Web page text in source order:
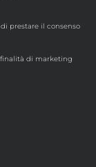
prestare il consenso
di marketing